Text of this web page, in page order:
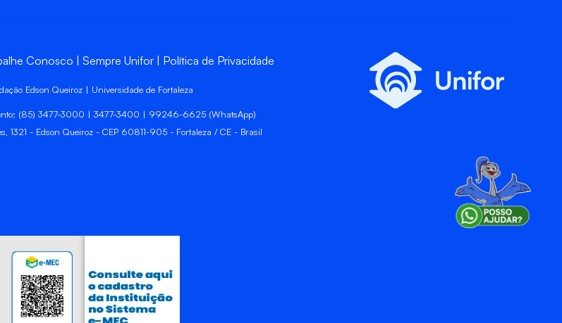
Conosco Sempre Unifor Política de Privacidade
Edson Queiroz | Universidade de Fortaleza
(85) 3477-3000 | 3477-3400 | 99246-6625 (WhatsApp)
1321 - Edson Queiroz - CEP 60811-905 - Fortaleza / CE - Brasil